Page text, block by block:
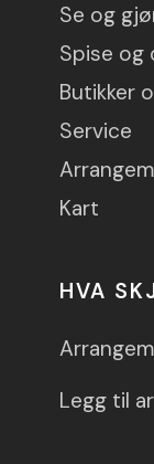
Se og
Spise og
Butikker
Service
Kart
HVA
Legg til